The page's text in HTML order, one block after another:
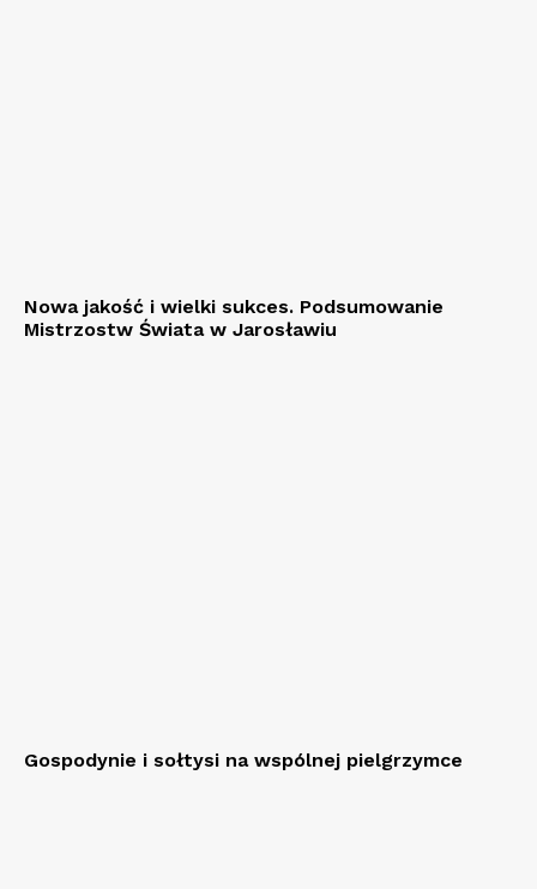
Nowa jakość i wielki sukces. Podsumowanie
Mistrzostw Świata w Jarosławiu
Gospodynie i sołtysi na wspólnej pielgrzymce